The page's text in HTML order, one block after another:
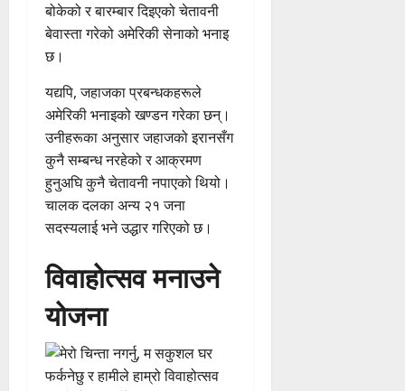
बोकेको र बारम्बार दिइएको चेतावनी
बेवास्ता गरेको अमेरिकी सेनाको भनाइ
छ।
यद्यपि, जहाजका प्रबन्धकहरूले
अमेरिकी भनाइको खण्डन गरेका छन्।
उनीहरूका अनुसार जहाजको इरानसँग
कुनै सम्बन्ध नरहेको र आक्रमण
हुनुअघि कुनै चेतावनी नपाएको थियो।
चालक दलका अन्य २१ जना
सदस्यलाई भने उद्धार गरिएको छ।
विवाहोत्सव मनाउने
योजना